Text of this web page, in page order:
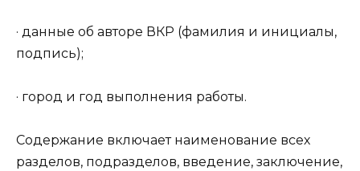
· данные об авторе ВКР (фамилия и инициалы,
подпись);
· город и год выполнения работы.
Содержание включает наименование всех
разделов, подразделов, введение, заключение,